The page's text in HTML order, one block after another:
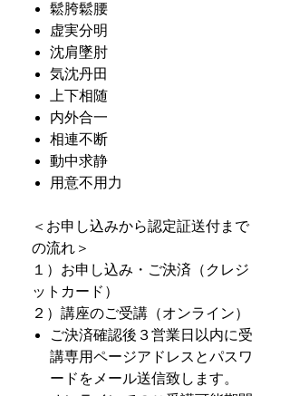
鬆胯鬆腰
虚実分明
沈肩墜肘
気沈丹田
上下相随
内外合一
相連不断
動中求静
用意不用力
＜お申し込みから認定証送付まで
の流れ＞
１）お申し込み・ご決済（クレジ
ットカード）
２）講座のご受講（オンライン）
ご決済確認後３営業日以内に受
講専用ページアドレスとパスワ
ードをメール送信致します。